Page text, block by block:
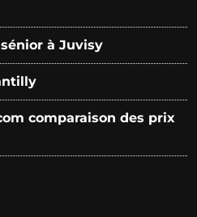
à Juvisy
comparaison des prix